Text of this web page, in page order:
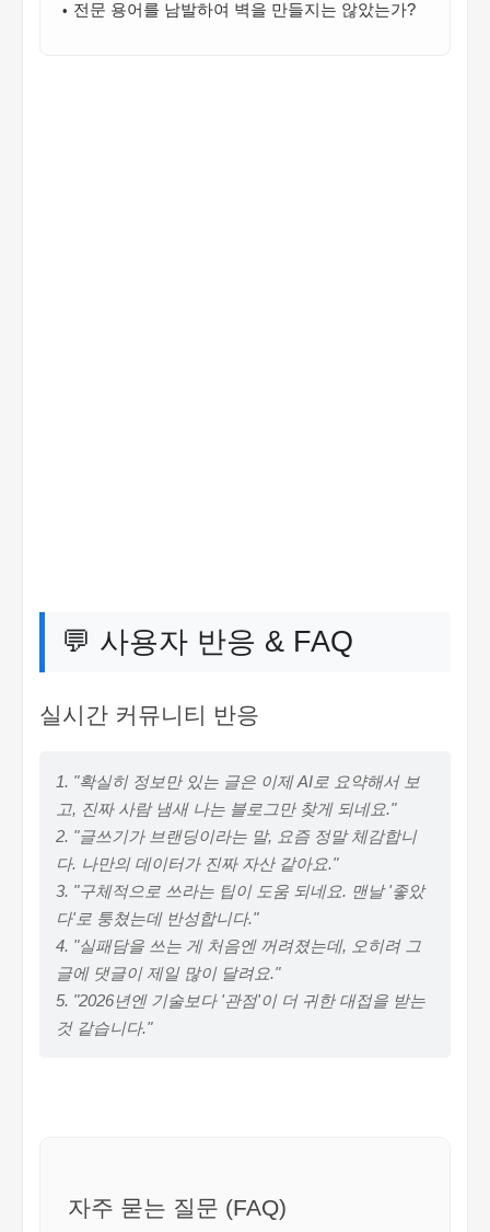
전문 용어를 남발하여 벽을 만들지는 않았는가?
💬 사용자 반응 & FAQ
실시간 커뮤니티 반응
1. "확실히 정보만 있는 글은 이제 AI로 요약해서 보
고, 진짜 사람 냄새 나는 블로그만 찾게 되네요."
2. "글쓰기가 브랜딩이라는 말, 요즘 정말 체감합니
다. 나만의 데이터가 진짜 자산 같아요."
3. "구체적으로 쓰라는 팁이 도움 되네요. 맨날 '좋았
다'로 퉁쳤는데 반성합니다."
4. "실패담을 쓰는 게 처음엔 꺼려졌는데, 오히려 그
글에 댓글이 제일 많이 달려요."
5. "2026년엔 기술보다 '관점'이 더 귀한 대접을 받는
것 같습니다."
자주 묻는 질문 (FAQ)